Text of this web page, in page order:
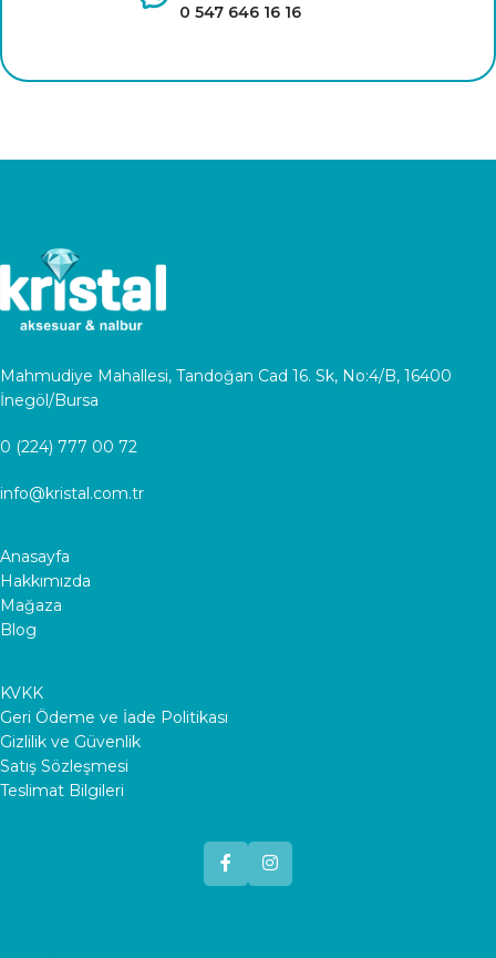
0 547 646 16 16
Mahmudiye Mahallesi, Tandoğan Cad 16. Sk, No:4/B, 16400
İnegöl/Bursa
0 (224) 777 00 72
info@kristal.com.tr
Anasayfa
Hakkımızda
Mağaza
Blog
KVKK
Geri Ödeme ve İade Politikası
Gizlilik ve Güvenlik
Satış Sözleşmesi
Teslimat Bilgileri